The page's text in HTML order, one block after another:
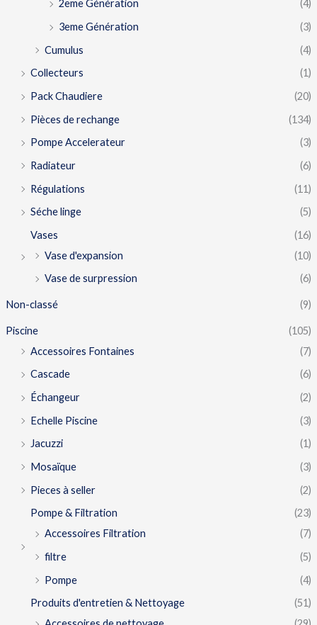
2eme Génération
(4)
3eme Génération
(3)
Cumulus
(4)
Collecteurs
(1)
Pack Chaudiere
(20)
Pièces de rechange
(134)
Pompe Accelerateur
(3)
Radiateur
(6)
Régulations
(11)
Séche linge
(5)
Vases
(16)
Vase d'expansion
(10)
Vase de surpression
(6)
Non-classé (9)
Piscine
(105)
Accessoires Fontaines
(7)
Cascade
(6)
Échangeur
(2)
Echelle Piscine
(3)
Jacuzzi
(1)
Mosaïque
(3)
Pieces à seller
(2)
Pompe & Filtration
(23)
Accessoires Filtration
(7)
filtre
(5)
Pompe
(4)
Produits d'entretien & Nettoyage
(51)